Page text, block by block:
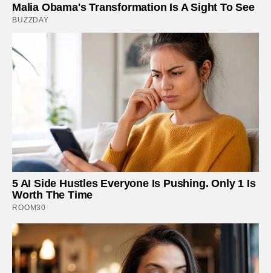
Malia Obama's Transformation Is A Sight To See
BUZZDAY
5 AI Side Hustles Everyone Is Pushing. Only 1 Is
Worth The Time
ROOM30